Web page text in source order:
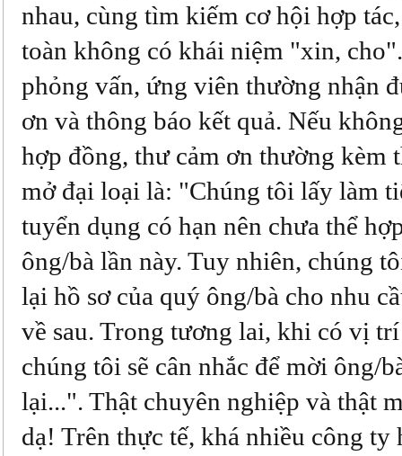
nhau, cùng tìm kiếm cơ hội hợp
toàn không có khái niệm "xin,
phỏng vấn, ứng viên thường nhận
ơn và thông báo kết quả. Nếu
hợp đồng, thư cảm ơn thường kèm
mở đại loại là: "Chúng tôi lấy làm
tuyển dụng có hạn nên chưa thể
ông/bà lần này. Tuy nhiên, chúng
lại hồ sơ của quý ông/bà cho nhu
về sau. Trong tương lai, khi có vị
chúng tôi sẽ cân nhắc để mời ông/
lại...". Thật chuyên nghiệp và thật
dạ! Trên thực tế, khá nhiều công ty